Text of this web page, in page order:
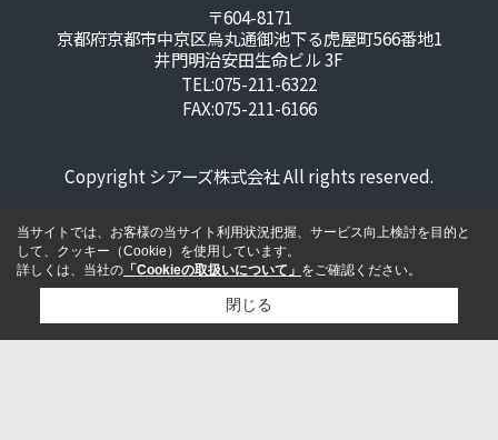
〒604-8171
京都府京都市中京区烏丸通御池下る虎屋町566番地1
井門明治安田生命ビル 3F
TEL:075-211-6322
FAX:075-211-6166
Copyright シアーズ株式会社 All rights reserved.
当サイトでは、お客様の当サイト利用状況把握、サービス向上検討を目的と
して、クッキー（Cookie）を使用しています。
詳しくは、当社の 「Cookieの取扱いについて」 をご確認ください。
閉じる